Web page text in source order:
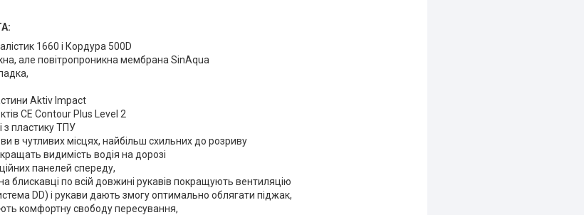
1660 і Кордура 500D
але повітропроникна мембрана SinAqua
Aktiv Impact
CE Contour Plus Level 2
з пластику ТПУ
в чутливих місцях, найбільш схильних до розриву
видимість водія на дорозі
панелей спереду,
блискавці по всій довжині рукавів покращують вентиляцію
DD) і рукави дають змогу оптимально облягати піджак,
комфортну свободу пересування,